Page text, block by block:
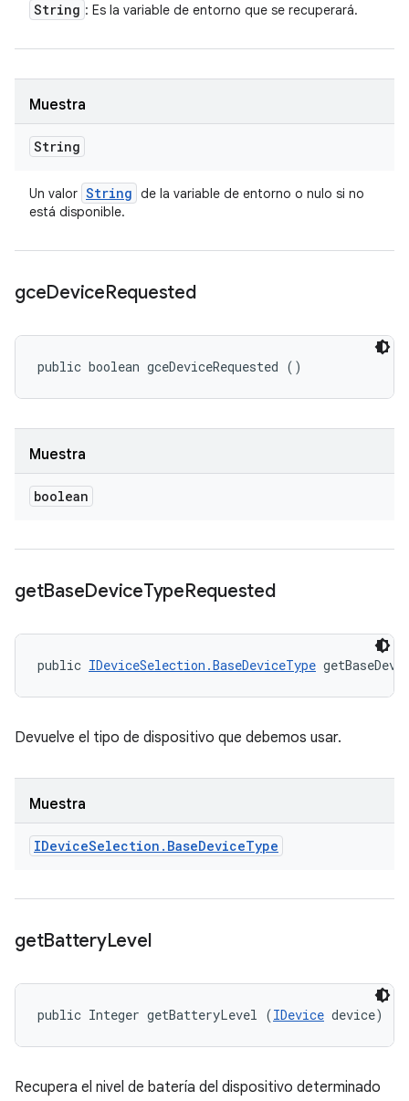
String : Es la variable de entorno que se recuperará.
Muestra
String
Un valor String de la variable de entorno o nulo si no
está disponible.
gceDeviceRequested
public boolean gceDeviceRequested ()
Muestra
boolean
getBaseDeviceTypeRequested
public IDeviceSelection.BaseDeviceType
Devuelve el tipo de dispositivo que debemos usar.
Muestra
IDeviceSelection . BaseDeviceType
getBatteryLevel
public Integer getBatteryLevel (IDevice device)
Recupera el nivel de batería del dispositivo determinado